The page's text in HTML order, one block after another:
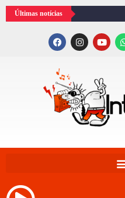
Últimas notícias